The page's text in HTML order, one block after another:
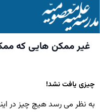
غیر ممکن هایی که
چیزی یافت نشد!
به نظر می رسد هیچ چیز در